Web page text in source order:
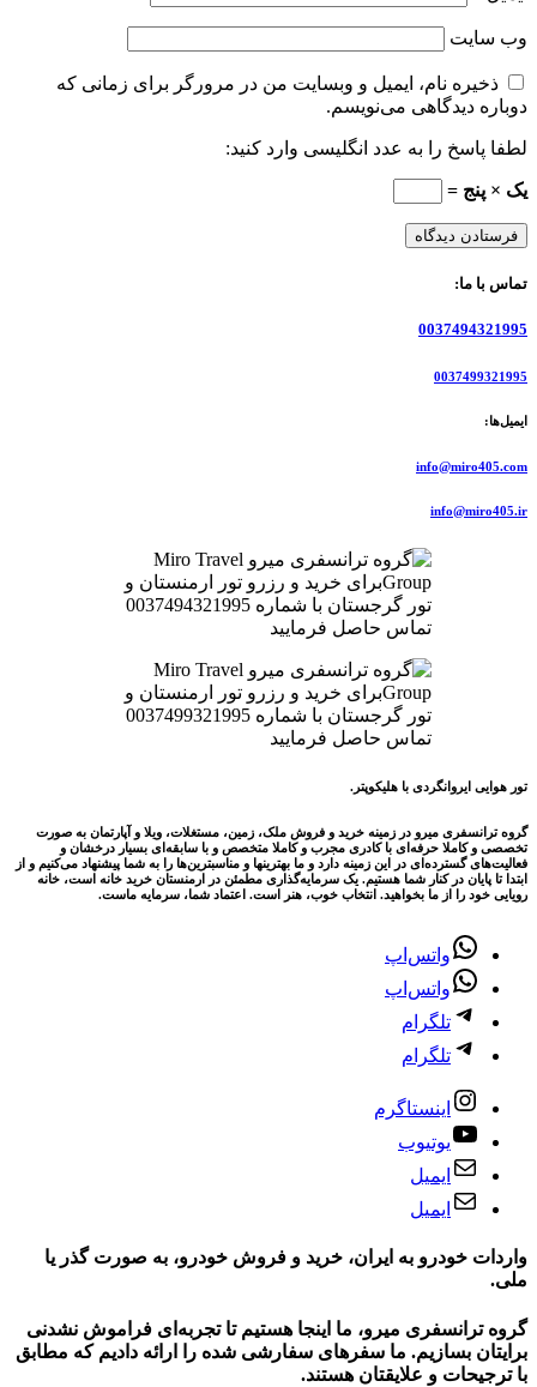
وب‌ سایت
ذخیره نام، ایمیل و وبسایت من در مرورگر برای زمانی که
دوباره دیدگاهی می‌نویسم.
لطفا پاسخ را به عدد انگلیسی وارد کنید:
یک × پنج =
تماس با ما:
0037494321995
0037499321995
ایمیل‌ها:
info@miro405.com
info@miro405.ir
تور هوایی ایروانگردی با هلیکوپتر.
گروه ترانسفری میرو در زمینه خرید و فروش ملک، زمین، مستغلات، ویلا و آپارتمان به صورت
تخصصی و کاملا حرفه‌ای با کادری مجرب و کاملا متخصص و با سابقه‌ای بسیار درخشان و
فعالیت‌های گسترده‌ای در این زمینه دارد و ما بهترینها و مناسبترین‌ها را به شما پیشنهاد می‌کنیم و از
ابتدا تا پایان در کنار شما هستیم. یک سرمایه‌گذاری مطمئن در ارمنستان خرید خانه است، خانه
رویایی خود را از ما بخواهید. انتخاب خوب، هنر است. اعتماد شما، سرمایه ماست.
واتس‌اپ
واتس‌اپ
تلگرام
تلگرام
اینستاگرم
یوتیوب
ایمیل
ایمیل
واردات خودرو به ایران، خرید و فروش خودرو، به صورت گذر یا
ملی.
گروه ترانسفری میرو، ما اینجا هستیم تا تجربه‌ای فراموش نشدنی
برایتان بسازیم. ما سفرهای سفارشی شده را ارائه دادیم که مطابق
با ترجیحات و علایقتان هستند.